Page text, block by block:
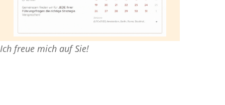
Ich freue mich auf Sie!